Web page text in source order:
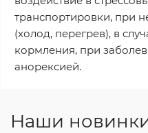
транспортировки, при
(холод, перегрев), в
кормления, при
анорексией.
Наши